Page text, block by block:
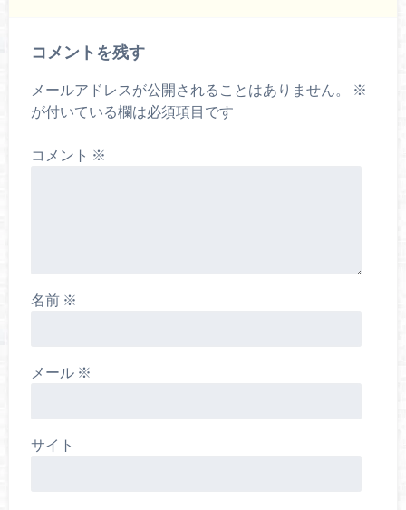
コメントを残す
メールアドレスが公開されることはありません。
※
が付いている欄は必須項目です
コメント ※
名前 ※
メール ※
サイト